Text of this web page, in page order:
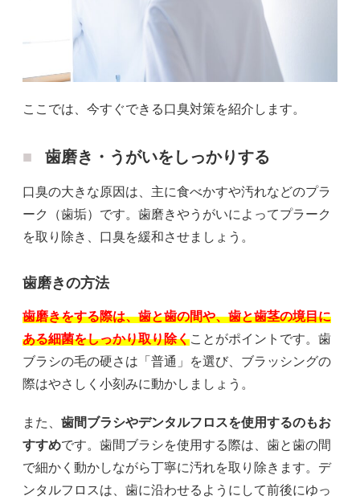
ここでは、今すぐできる口臭対策を紹介します。
歯磨き・うがいをしっかりする
口臭の大きな原因は、主に食べかすや汚れなどのプラ
ーク（歯垢）です。歯磨きやうがいによってプラーク
を取り除き、口臭を緩和させましょう。
歯磨きの方法
歯磨きをする際は、歯と歯の間や、歯と歯茎の境目に
ある細菌をしっかり取り除くことがポイントです。歯
ブラシの毛の硬さは「普通」を選び、ブラッシングの
際はやさしく小刻みに動かしましょう。
また、 歯間ブラシやデンタルフロスを使用するのもお
すすめです。歯間ブラシを使用する際は、歯と歯の間
で細かく動かしながら丁寧に汚れを取り除きます。デ
ンタルフロスは、歯に沿わせるようにして前後にゆっ